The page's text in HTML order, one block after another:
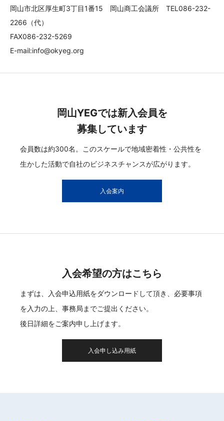
岡山市北区厚生町3丁目1番15 岡山商工会議所 TEL086-232-
2266（代）
FAX086-232-5269
E-mail:info@okyeg.org
岡山YEGでは新入会員を
募集しています
会員数は約300名。このスケールで地域密着性・公共性を
生かした活動で自社のビジネスチャンスが広がります。
入会案内
入会希望の方はこちら
まずは、入会申込用紙をダウンロードして頂き、必要事項
を入力の上、事務局までご提出ください。
後日詳細をご案内申し上げます。
入会申し込み用紙